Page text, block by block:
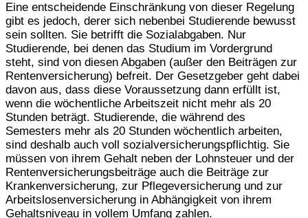
Eine entscheidende Einschränkung von dieser Regelung
gibt es jedoch, derer sich nebenbei Studierende bewusst
sein sollten. Sie betrifft die Sozialabgaben. Nur
Studierende, bei denen das Studium im Vordergrund
steht, sind von diesen Abgaben (außer den Beiträgen zur
Rentenversicherung) befreit. Der Gesetzgeber geht dabei
davon aus, dass diese Voraussetzung dann erfüllt ist,
wenn die wöchentliche Arbeitszeit nicht mehr als 20
Stunden beträgt. Studierende, die während des
Semesters mehr als 20 Stunden wöchentlich arbeiten,
sind deshalb auch voll sozialversicherungspflichtig. Sie
müssen von ihrem Gehalt neben der Lohnsteuer und der
Rentenversicherungsbeiträge auch die Beiträge zur
Krankenversicherung, zur Pflegeversicherung und zur
Arbeitslosenversicherung in Abhängigkeit von ihrem
Gehaltsniveau in vollem Umfang zahlen.